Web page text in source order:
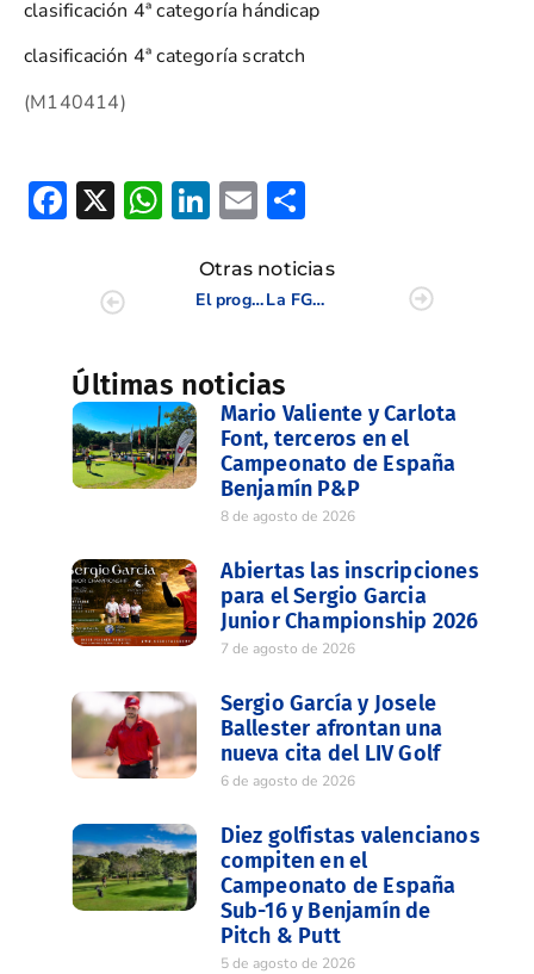
clasificación 4ª categoría hándicap
clasificación 4ª categoría scratch
(M140414)
Facebook
X WhatsApp
LinkedIn
Email
Otras noticias
El programa ‘Golf en los Colegios’, a pleno rendimiento
La FGCV reúne a los campos de la Comunidad Valenciana
Últimas noticias
Mario Valiente y Carlota
Font, terceros en el
Campeonato de España
Benjamín P&P
8 de agosto de 2026
Abiertas las inscripciones
para el Sergio Garcia
Junior Championship 2026
7 de agosto de 2026
Sergio García y Josele
Ballester afrontan una
nueva cita del LIV Golf
6 de agosto de 2026
Diez golfistas valencianos
compiten en el
Campeonato de España
Sub-16 y Benjamín de
Pitch & Putt
5 de agosto de 2026